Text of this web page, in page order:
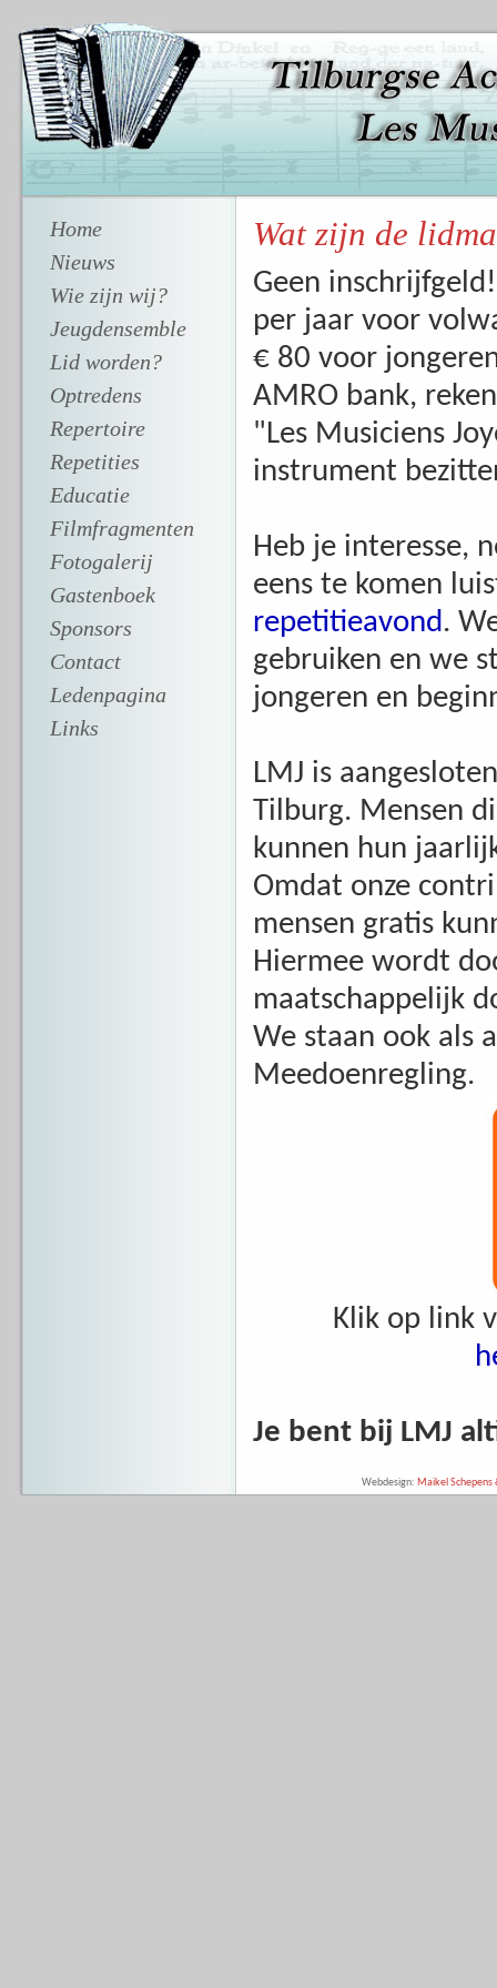
Home
Nieuws
Wie zijn wij?
Jeugdensemble
Lid worden?
Optredens
Repertoire
Repetities
Educatie
Filmfragmenten
Fotogalerij
Gastenboek
Sponsors
Contact
Ledenpagina
Links
Wat zijn de
Geen
per jaar voor
€ 80 voor
AMRO bank,
"Les Musiciens
instrument
Heb je interesse,
eens te komen
repetitieavond.
gebruiken en we
jongeren en
LMJ is
Tilburg. Mensen
kunnen hun
Omdat onze
mensen gratis
Hiermee wordt
maatschappelijk
We staan ook als
Meedoenregling.
Klik op link
Je bent bij LMJ
Webdesign: Maikel Schepens